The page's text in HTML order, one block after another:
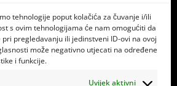
tehnologije poput kolačića za čuvanje i/ili
s ovim tehnologijama će nam omogućiti da
pregledavanju ili jedinstveni ID-ovi na ovoj
može negativno utjecati na određene
i funkcije.
Uvijek aktivni